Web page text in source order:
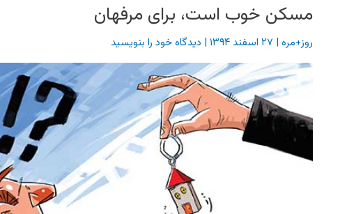
مسکن خوب است، برای مرفهان
روز+مره| ۲۷ اسفند ۱۳۹۴ | دیدگاه‌ خود را بنویسید